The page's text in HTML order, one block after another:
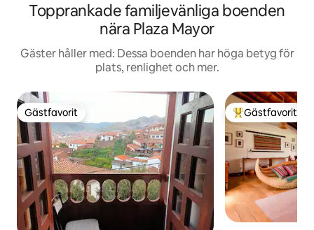
Topprankade familjevänliga boenden
nära Plaza Mayor
Gäster håller med: Dessa boenden har höga betyg för
plats, renlighet och mer.
Gästfavorit
Gästfavorit Populär
Gästfavorit